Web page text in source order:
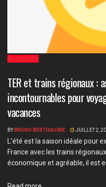
Actualités
TER et trains régionaux :
incontournables pour
vacances
BY BRUNO BERTHIAUME JUILLET 2,
L'été est la saison idéale pour
France avec les trains
économique et agréable, il est